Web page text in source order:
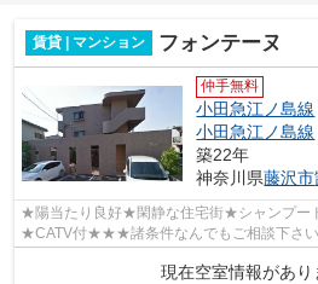
賃貸 | マンション フォンテーヌ
仲手無料
小田急江ノ島線
小田急江ノ島線
築22年
神奈川県藤沢市
★陽当たり良好★閑静な住宅街★シャンプー
★CATV付★★★諸条件なんでもご相談下さい
探しは物件情報量ナンバー１のスマイルメイ
現在空室情報があり